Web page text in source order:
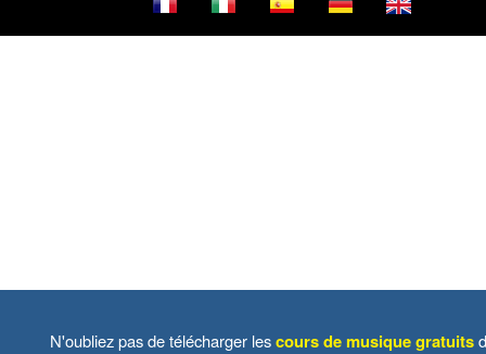
N'oubliez pas de télécharger lescours de musique gratuits